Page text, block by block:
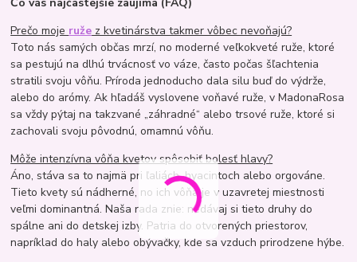
Prečo moje ruže z kvetinárstva takmer vôbec nevoňajú?
Toto nás samých občas mrzí, no moderné veľkokveté ruže, ktoré
sa pestujú na dlhú trvácnosť vo váze, často počas šľachtenia
stratili svoju vôňu. Príroda jednoducho dala silu buď do výdrže,
alebo do arómy. Ak hľadáš vyslovene voňavé ruže, v MadonaRosa
sa vždy pýtaj na takzvané „záhradné“ alebo trsové ruže, ktoré si
zachovali svoju pôvodnú, omamnú vôňu.
Môže intenzívna vôňa kvetov spôsobiť bolesť hlavy?
Áno, stáva sa to najmä pri ľaliách, hyacintoch alebo orgováne.
Tieto kvety sú nádherné, no ich vôňa je v uzavretej miestnosti
veľmi dominantná. Naša rada znie: nedávaj si tieto druhy do
spálne ani do detskej izby. Patria do otvorených priestorov,
napríklad do haly alebo obývačky, kde sa vzduch prirodzene hýbe.